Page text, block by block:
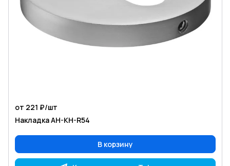
от 221 ₽/шт
Накладка AH-KH-R54
В корзину